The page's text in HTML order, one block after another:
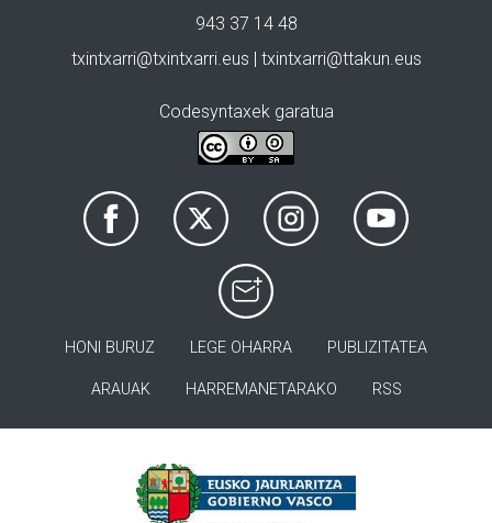
943 37 14 48
txintxarri@txintxarri.eus | txintxarri@ttakun.eus
Codesyntaxek garatua
HONI BURUZ LEGE OHARRA PUBLIZITATEA
ARAUAK HARREMANETARAKO RSS